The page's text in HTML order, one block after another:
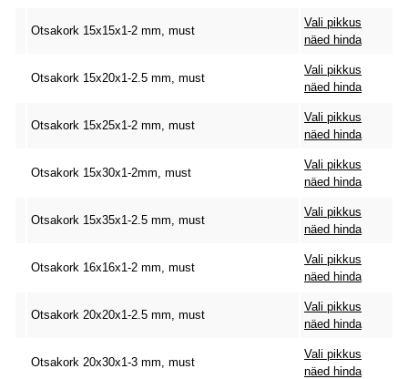
Otsakork 15x15x1-2 mm, must
Vali pikkus
näed hinda
Otsakork 15x20x1-2.5 mm, must
Vali pikkus
näed hinda
Otsakork 15x25x1-2 mm, must
Vali pikkus
näed hinda
Otsakork 15x30x1-2mm, must
Vali pikkus
näed hinda
Otsakork 15x35x1-2.5 mm, must
Vali pikkus
näed hinda
Otsakork 16x16x1-2 mm, must
Vali pikkus
näed hinda
Otsakork 20x20x1-2.5 mm, must
Vali pikkus
näed hinda
Otsakork 20x30x1-3 mm, must
Vali pikkus
näed hinda